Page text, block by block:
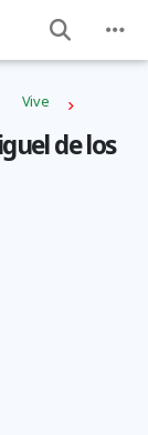
Vive
de los